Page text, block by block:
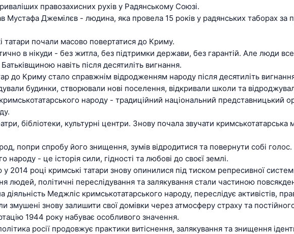
правозахисних рухів у Радянському Союзі.
Мустафа Джемілєв - людина, яка провела 15 років у радянських таборах за
татари почали масово повертатися до Криму.
в нікуди - без житла, без підтримки держави, без гарантій. Але люди
навіть після десятиліть вигнання.
до Криму стало справжнім відродженням народу після десятиліть
будинки, створювали нові поселення, відкривали школи та
народу - традиційний національний представницький
бібліотеки, культурні центри. Знову почала звучати кримськотатарська
попри спробу його знищення, зумів відродитися та повернути собі голос.
народу - це історія сили, гідності та любові до своєї землі.
у 2014 році кримські татари знову опинилися під тиском репресивної
людей, політичні переслідування та залякування стали частиною
діяльність Меджліс кримськотатарського народу, переслідує активістів,
змушені знову залишити свої домівки через атмосферу страху та
1944 року набуває особливого значення.
росії продовжує практики витіснення, залякування та знищення